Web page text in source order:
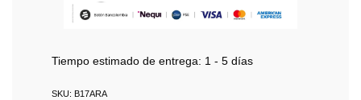
Tiempo estimado de entrega: 1 - 5 días
B17ARA